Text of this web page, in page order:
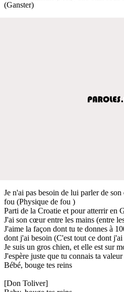
(Ganster)
Je n'ai pas besoin de lui parler de
fou (Physique de fou )
Parti de la Croatie et pour atterrir en
J'ai son cœur entre les mains (entre
J'aime la façon dont tu te donnes à
dont j'ai besoin (C'est tout ce dont
Je suis un gros chien, et elle est sur
J'espère juste que tu connais ta valeur
Bébé, bouge tes reins
[Don Toliver]